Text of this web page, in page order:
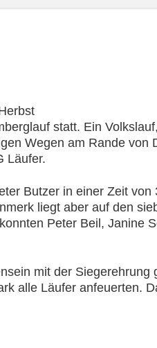
statt. Ein Volkslauf,
Wegen am Rande von
Läufer.
Butzer in einer Zeit
liegt aber auf den
Peter Beil, Janine
mit der
alle Läufer anfeuerten.